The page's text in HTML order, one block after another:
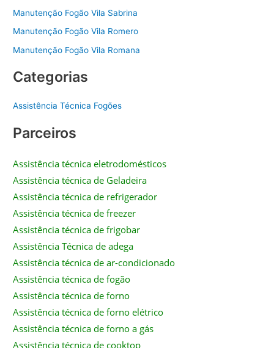
Manutenção Fogão Vila Sabrina
Manutenção Fogão Vila Romero
Manutenção Fogão Vila Romana
Categorias
Assistência Técnica Fogões
Parceiros
Assistência técnica eletrodomésticos
Assistência técnica de Geladeira
Assistência técnica de refrigerador
Assistência técnica de freezer
Assistência técnica de frigobar
Assistência Técnica de adega
Assistência técnica de ar-condicionado
Assistência técnica de fogão
Assistência técnica de forno
Assistência técnica de forno elétrico
Assistência técnica de forno a gás
Assistência técnica de cooktop